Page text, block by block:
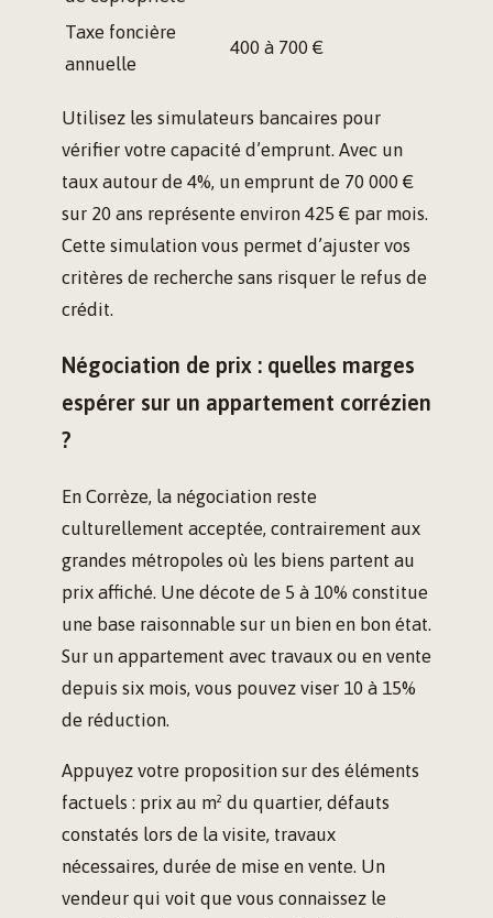
Taxe foncière
annuelle
400 à 700 €
Utilisez les simulateurs bancaires pour
vérifier votre capacité d’emprunt. Avec un
taux autour de 4%, un emprunt de 70 000 €
sur 20 ans représente environ 425 € par mois.
Cette simulation vous permet d’ajuster vos
critères de recherche sans risquer le refus de
crédit.
Négociation de prix : quelles marges
espérer sur un appartement corrézien
?
En Corrèze, la négociation reste
culturellement acceptée, contrairement aux
grandes métropoles où les biens partent au
prix affiché. Une décote de 5 à 10% constitue
une base raisonnable sur un bien en bon état.
Sur un appartement avec travaux ou en vente
depuis six mois, vous pouvez viser 10 à 15%
de réduction.
Appuyez votre proposition sur des éléments
factuels : prix au m² du quartier, défauts
constatés lors de la visite, travaux
nécessaires, durée de mise en vente. Un
vendeur qui voit que vous connaissez le